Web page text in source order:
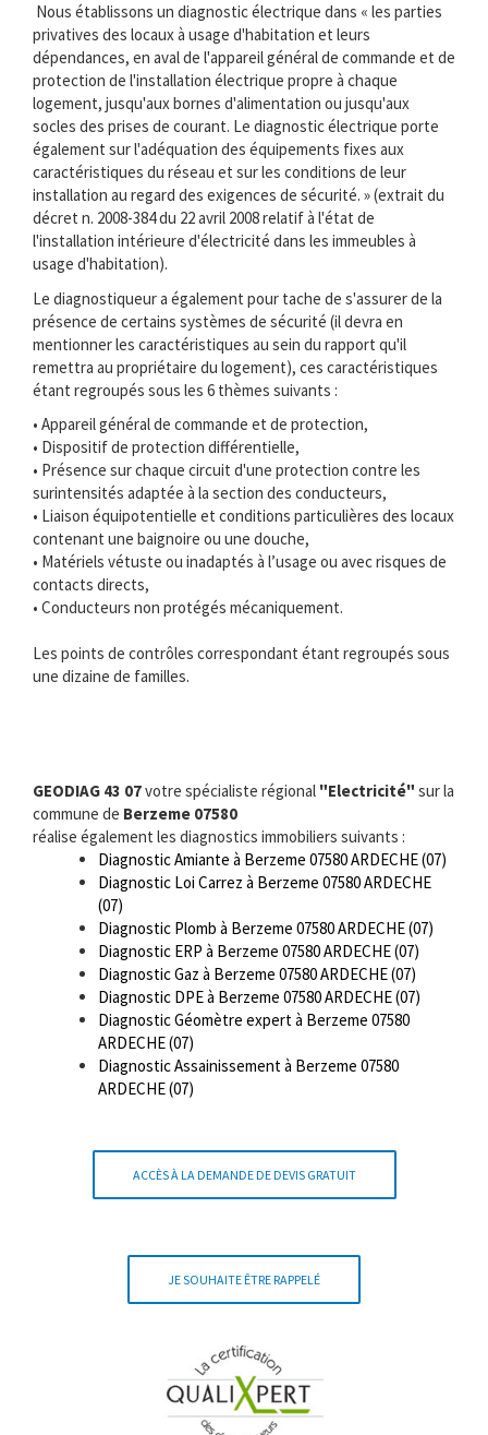
Nous établissons un diagnostic électrique dans « les parties
privatives des locaux à usage d'habitation et leurs
dépendances, en aval de l'appareil général de commande et de
protection de l'installation électrique propre à chaque
logement, jusqu'aux bornes d'alimentation ou jusqu'aux
socles des prises de courant. Le diagnostic électrique porte
également sur l'adéquation des équipements fixes aux
caractéristiques du réseau et sur les conditions de leur
installation au regard des exigences de sécurité. » (extrait du
décret n. 2008-384 du 22 avril 2008 relatif à l'état de
l'installation intérieure d'électricité dans les immeubles à
usage d'habitation).
Le diagnostiqueur a également pour tache de s'assurer de la
présence de certains systèmes de sécurité (il devra en
mentionner les caractéristiques au sein du rapport qu'il
remettra au propriétaire du logement), ces caractéristiques
étant regroupés sous les 6 thèmes suivants :
• Appareil général de commande et de protection,
• Dispositif de protection différentielle,
• Présence sur chaque circuit d'une protection contre les
surintensités adaptée à la section des conducteurs,
• Liaison équipotentielle et conditions particulières des locaux
contenant une baignoire ou une douche,
• Matériels vétuste ou inadaptés à l’usage ou avec risques de
contacts directs,
• Conducteurs non protégés mécaniquement.
Les points de contrôles correspondant étant regroupés sous
une dizaine de familles.
GEODIAG 43 07votre spécialiste régional "Electricité" sur la
commune de Berzeme 07580
réalise également les diagnostics immobiliers suivants :
Diagnostic Amiante à Berzeme 07580 ARDECHE (07)
Diagnostic Loi Carrez à Berzeme 07580 ARDECHE
(07)
Diagnostic Plomb à Berzeme 07580 ARDECHE (07)
Diagnostic ERP à Berzeme 07580 ARDECHE (07)
Diagnostic Gaz à Berzeme 07580 ARDECHE (07)
Diagnostic DPE à Berzeme 07580 ARDECHE (07)
Diagnostic Géomètre expert à Berzeme 07580
ARDECHE (07)
Diagnostic Assainissement à Berzeme 07580
ARDECHE (07)
ACCÈS À LA DEMANDE DE DEVIS GRATUIT
JE SOUHAITE ÊTRE RAPPELÉ